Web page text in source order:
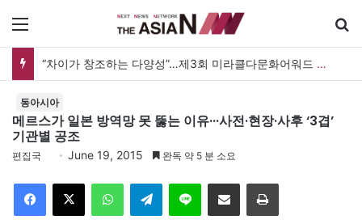
“차이가 창조하는 다양성”…제3회 미라클다문화어워드 시상식
동아시아
메르스가 일본 방역망 못 뚫는 이유···사전·현장·사후 ‘3겹’
기관별 공조
편집국 June 19, 2015 완독 약 5 분 소요
Telegram 이메일